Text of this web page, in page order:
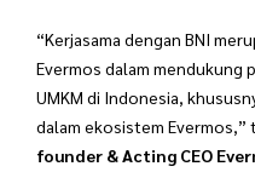
“Kerjasama dengan BNI
Evermos dalam mendukung
UMKM di Indonesia,
dalam ekosistem Evermos,”
founder & Acting CEO